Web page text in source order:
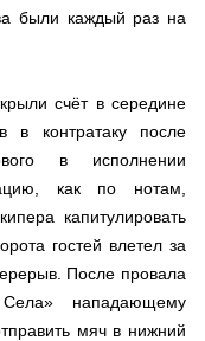
были каждый раз на
счёт в середине
в контратаку после
в исполнении
как по нотам,
капитулировать
гостей влетел за
После провала
нападающему
мяч в нижний